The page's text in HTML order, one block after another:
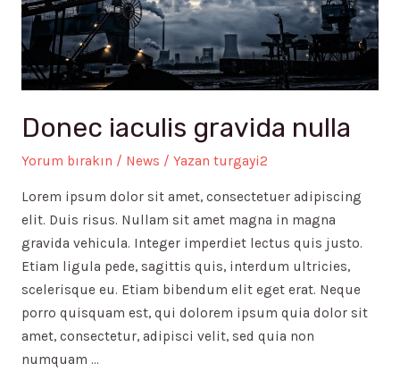
Donec iaculis gravida nulla
Yorum bırakın / News / Yazan turgayi2
Lorem ipsum dolor sit amet, consectetuer adipiscing
elit. Duis risus. Nullam sit amet magna in magna
gravida vehicula. Integer imperdiet lectus quis justo.
Etiam ligula pede, sagittis quis, interdum ultricies,
scelerisque eu. Etiam bibendum elit eget erat. Neque
porro quisquam est, qui dolorem ipsum quia dolor sit
amet, consectetur, adipisci velit, sed quia non
numquam …